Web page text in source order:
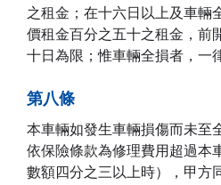
之租金；在十六日以上及車輛
價租金百分之五十之租金，前
十日為限；惟車輛全損者，一
第八條
本車輛如發生車輛損傷而未至
依保險條款為修理費用超過本
數額四分之三以上時），甲方